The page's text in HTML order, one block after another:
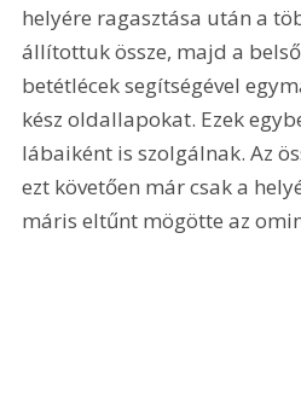
helyére ragasztása után a
állítottuk össze, majd a
betétlécek segítségével
kész oldallapokat. Ezek
lábaiként is szolgálnak. Az
ezt követően már csak a
máris eltűnt mögötte az